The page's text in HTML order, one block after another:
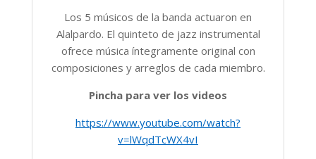
Los 5 músicos de la banda actuaron en
Alalpardo. El quinteto de jazz instrumental
ofrece música íntegramente original con
composiciones y arreglos de cada miembro.
Pincha para ver los videos
https://www.youtube.com/watch?
v=lWqdTcWX4vI